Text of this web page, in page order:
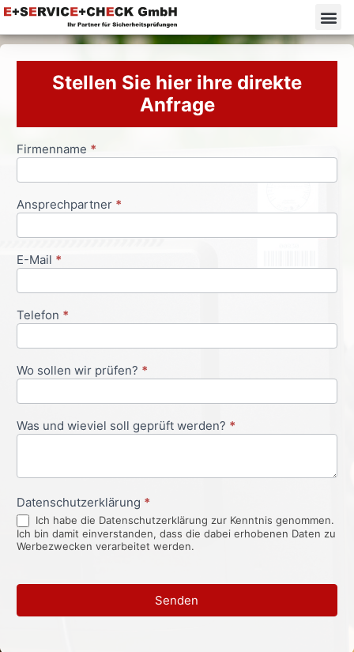
Stellen Sie hier ihre direkte
Anfrage
Anfrageformular
Firmenname *
Ansprechpartner *
E-Mail *
Telefon *
Wo sollen wir prüfen? *
Was und wieviel soll geprüft werden? *
Datenschutzerklärung *
Ich habe die Datenschutzerklärung zur Kenntnis genommen.
Ich bin damit einverstanden, dass die dabei erhobenen Daten zu
Werbezwecken verarbeitet werden.
Senden